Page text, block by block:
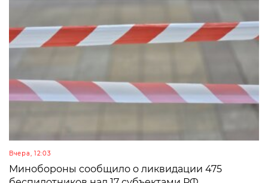
Вчера, 12:03
Минобороны сообщило о ликвидации 475